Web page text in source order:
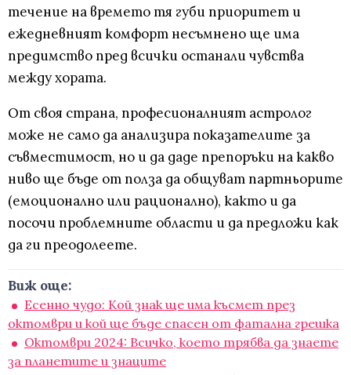
течение на времето тя губи приоритет и
ежедневният комфорт несъмнено ще има
предимство пред всички останали чувства
между хората.
От своя страна, професионалният астролог
може не само да анализира показателите за
съвместимост, но и да даде препоръки на какво
ниво ще бъде от полза да общуват партньорите
(емоционално или рационално), както и да
посочи проблемните области и да предложи как
да ги преодолеете.
Виж още:
Есенно чудо: Кой знак ще има късмет през
октомври и кой ще бъде спасен от фатална грешка
Октомври 2024: Всичко, което трябва да знаете
за планетите и знаците